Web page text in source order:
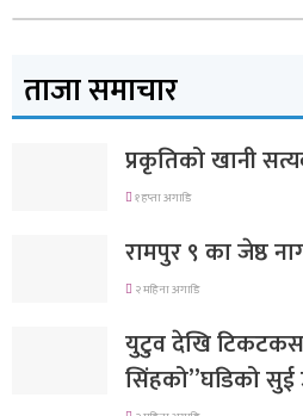
ताजा समाचार
प्रकृतिको खानी
१ हप्ता अगाडि
रामपुर ९ का जेष्ठ
२ महिना अगाडि
युटुव देखि
सिंहको”घडिको सुई